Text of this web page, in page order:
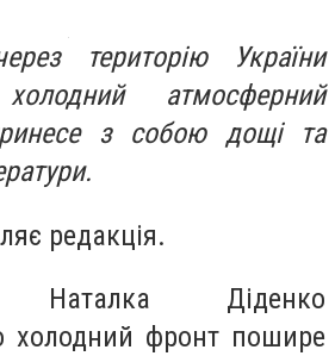
територію України
атмосферний
з собою дощі та
редакція.
Наталка Діденко
холодний фронт пошире